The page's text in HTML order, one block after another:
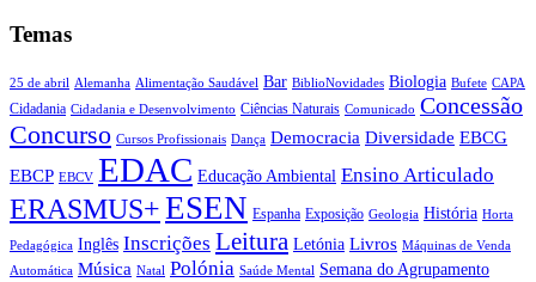
Temas
25 de abril Alemanha Alimentação Saudável Bar BiblioNovidades Biologia Bufete CAPA
Cidadania Cidadania e Desenvolvimento Ciências Naturais Comunicado Concessão
Concurso Cursos Profissionais Dança Democracia Diversidade EBCG
EBCP EBCV EDAC Educação Ambiental Ensino Articulado
ERASMUS+ESEN Espanha Exposição Geologia História Horta
Pedagógica Inglês Inscrições Leitura Letónia Livros Máquinas de Venda
Automática Música Natal Polónia Saúde Mental Semana do Agrupamento